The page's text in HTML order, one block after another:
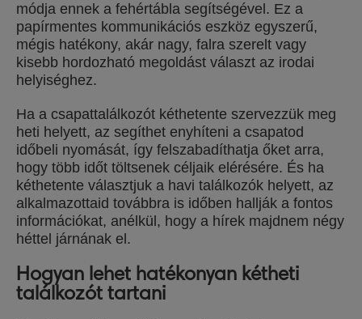
módja ennek a fehértábla segítségével. Ez a
papírmentes kommunikációs eszköz egyszerű,
mégis hatékony, akár nagy, falra szerelt vagy
kisebb hordozható megoldást választ az irodai
helyiséghez.
Ha a csapattalálkozót kéthetente szervezzük meg
heti helyett, az segíthet enyhíteni a csapatod
időbeli nyomását, így felszabadíthatja őket arra,
hogy több időt töltsenek céljaik elérésére. És ha
kéthetente választjuk a havi találkozók helyett, az
alkalmazottaid továbbra is időben hallják a fontos
információkat, anélkül, hogy a hírek majdnem négy
héttel járnának el.
Hogyan lehet hatékonyan kétheti
találkozót tartani